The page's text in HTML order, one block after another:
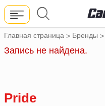
Главная страница > Бренды >
Запись не найдена.
Pride